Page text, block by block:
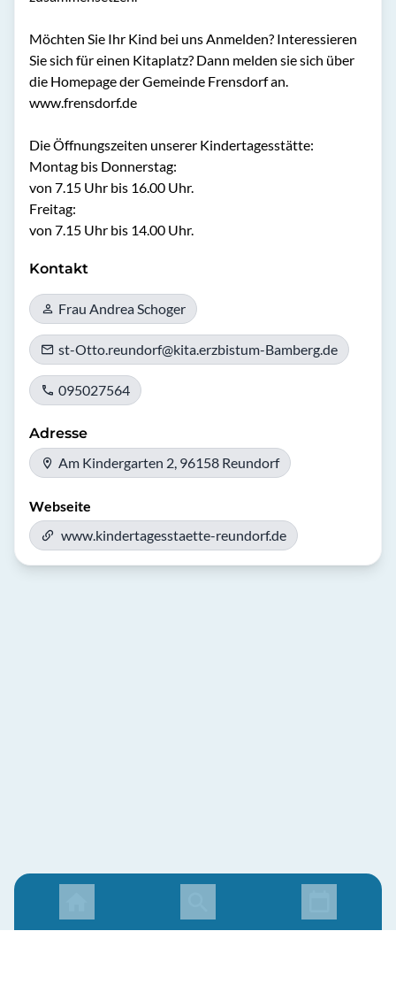
Möchten Sie Ihr Kind bei uns Anmelden? Interessieren
Sie sich für einen Kitaplatz? Dann melden sie sich über
die Homepage der Gemeinde Frensdorf an.
www.frensdorf.de
Die Öffnungszeiten unserer Kindertagesstätte:
Montag bis Donnerstag:
von 7.15 Uhr bis 16.00 Uhr.
Freitag:
von 7.15 Uhr bis 14.00 Uhr.
Kontakt
Frau Andrea Schoger
st-Otto.reundorf@kita.erzbistum-Bamberg.de
095027564
Adresse
Am Kindergarten 2, 96158 Reundorf
Webseite
www.kindertagesstaette-reundorf.de